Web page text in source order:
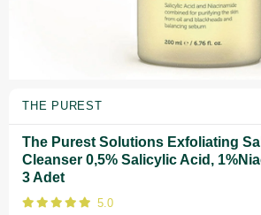
THE PUREST
The Purest Solutions Exfoliating
Cleanser 0,5% Salicylic Acid,
3 Adet
5.0